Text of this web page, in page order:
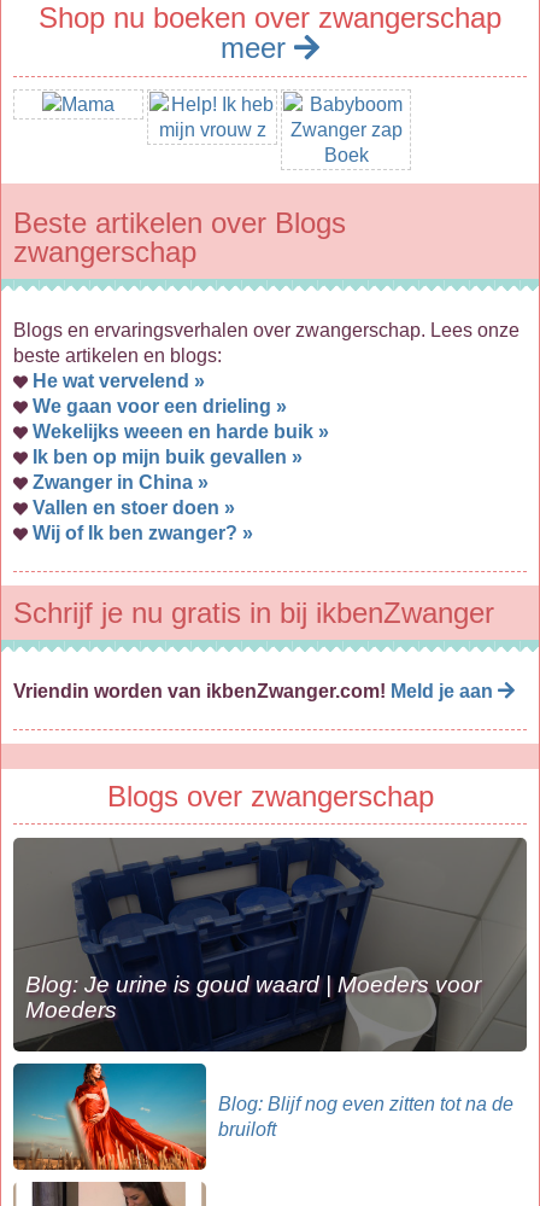
Shop nu boeken over zwangerschap
meer
Beste artikelen over Blogs
zwangerschap
Blogs en ervaringsverhalen over zwangerschap. Lees onze
beste artikelen en blogs:
He wat vervelend »
We gaan voor een drieling »
Wekelijks weeen en harde buik »
Ik ben op mijn buik gevallen »
Zwanger in China »
Vallen en stoer doen »
Wij of Ik ben zwanger? »
Schrijf je nu gratis in bij ikbenZwanger
Vriendin worden van ikbenZwanger.com! Meld je aan
Blogs over zwangerschap
Blog: Je urine is goud waard | Moeders voor
Moeders
Blog: Blijf nog even zitten tot na de
bruiloft